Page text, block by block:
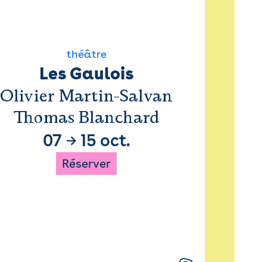
théâtre
Les Gaulois
Olivier Martin-Salvan
Thomas Blanchard
07 → 15 oct.
Réserver